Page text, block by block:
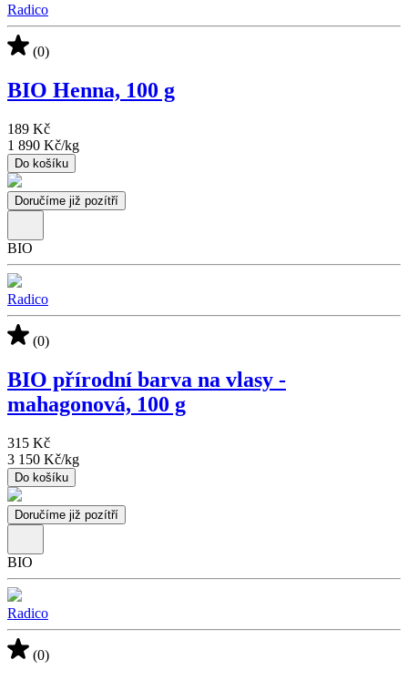
Radico
(0)
BIO Henna, 100 g
189 Kč
1 890 Kč/kg
Do košíku
Doručíme již pozítří
BIO
Radico
(0)
BIO přírodní barva na vlasy -
mahagonová, 100 g
315 Kč
3 150 Kč/kg
Do košíku
Doručíme již pozítří
BIO
Radico
(0)